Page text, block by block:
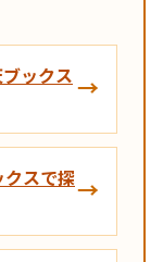
ックス →
クスで探→